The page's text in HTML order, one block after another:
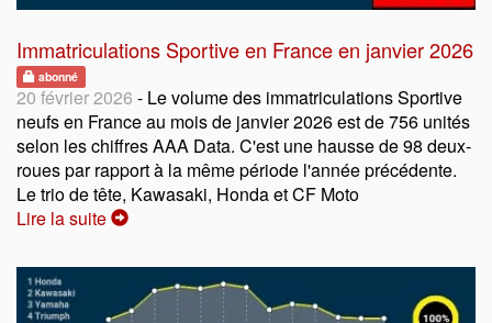
Immatriculations Sportive en France en janvier 2026
abonné
20 février 2026 - Le volume des immatriculations Sportive
neufs en France au mois de janvier 2026 est de 756 unités
selon les chiffres AAA Data. C'est une hausse de 98 deux-
roues par rapport à la même période l'année précédente.
Le trio de tête, Kawasaki, Honda et CF Moto
Lire la suite